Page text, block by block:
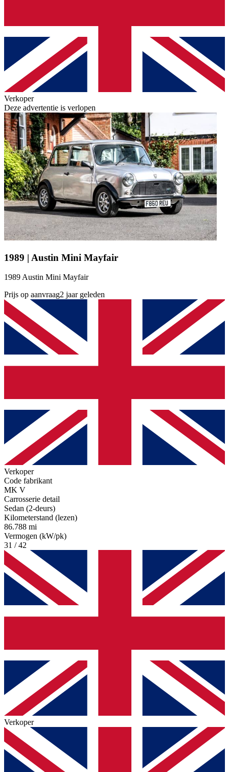
Verkoper
Deze advertentie is verlopen
1989 | Austin Mini Mayfair
1989 Austin Mini Mayfair
Prijs op aanvraag2 jaar geleden
Verkoper
Code fabrikant
MK V
Carrosserie detail
Sedan (2-deurs)
Kilometerstand (lezen)
86.788 mi
Vermogen (kW/pk)
31 / 42
Verkoper